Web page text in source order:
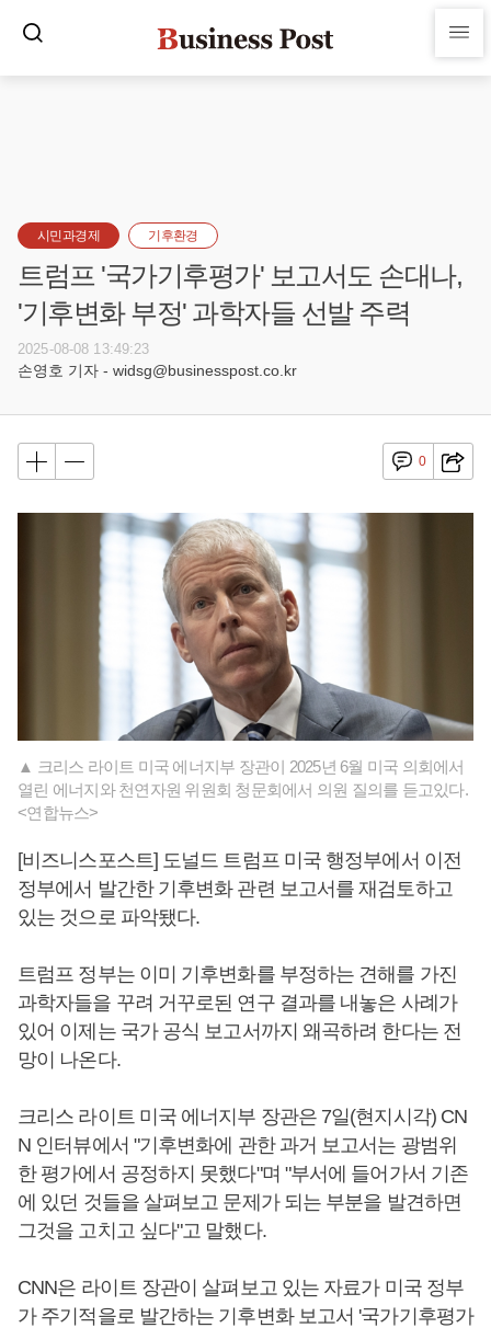
시민과경제 기후환경
트럼프 '국가기후평가' 보고서도 손대나,
'기후변화 부정' 과학자들 선발 주력
2025-08-08 13:49:23
손영호 기자 - widsg@businesspost.co.kr
0
▲ 크리스 라이트 미국 에너지부 장관이 2025년 6월 미국 의회에서
열린 에너지와 천연자원 위원회 청문회에서 의원 질의를 듣고있다.
<연합뉴스>
[비즈니스포스트] 도널드 트럼프 미국 행정부에서 이전
정부에서 발간한 기후변화 관련 보고서를 재검토하고
있는 것으로 파악됐다.
트럼프 정부는 이미 기후변화를 부정하는 견해를 가진
과학자들을 꾸려 거꾸로된 연구 결과를 내놓은 사례가
있어 이제는 국가 공식 보고서까지 왜곡하려 한다는 전
망이 나온다.
크리스 라이트 미국 에너지부 장관은 7일(현지시각) CN
N 인터뷰에서 "기후변화에 관한 과거 보고서는 광범위
한 평가에서 공정하지 못했다"며 "부서에 들어가서 기존
에 있던 것들을 살펴보고 문제가 되는 부분을 발견하면
그것을 고치고 싶다"고 말했다.
CNN은 라이트 장관이 살펴보고 있는 자료가 미국 정부
가 주기적을로 발간하는 기후변화 보고서 '국가기후평가